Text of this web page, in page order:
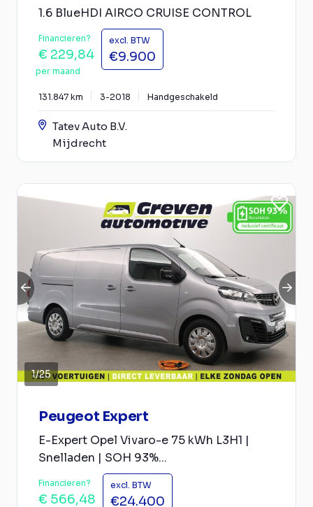
1.6 BlueHDI AIRCO CRUISE CONTROL
Financieren?
€ 229,84
per maand
excl. BTW
€9.900
131.847 km 3-2018 Handgeschakeld
Tatev Auto B.V.
Mijdrecht
1/25
Peugeot Expert
E-Expert Opel Vivaro-e 75 kWh L3H1 |
Snelladen | SOH 93%...
Financieren?
€ 566,48
excl. BTW
€24.400